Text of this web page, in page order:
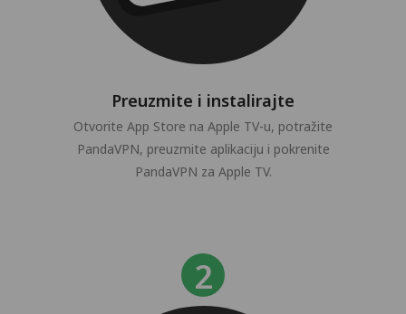
Preuzmite i instalirajte
Otvorite App Store na Apple TV-u, potražite
PandaVPN, preuzmite aplikaciju i pokrenite
PandaVPN za Apple TV.